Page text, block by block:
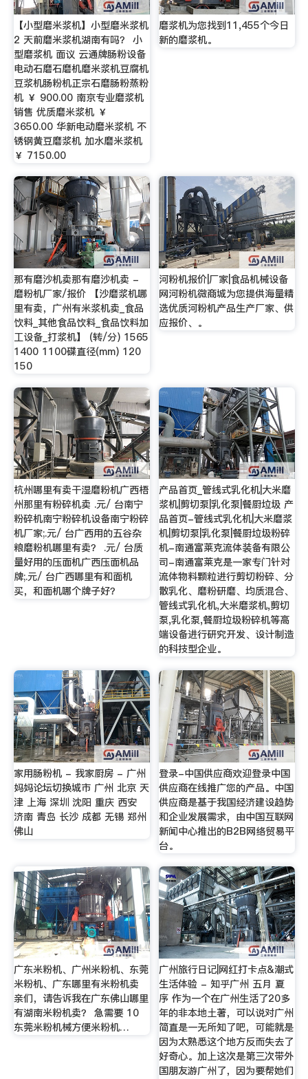
【小型磨米浆机】小型磨米浆机
2 天前磨米浆机湖南有吗？ 小
型磨浆机 面议 云通牌肠粉设备
电动石磨石磨机磨米浆机豆腐机
豆浆机肠粉机正宗石磨肠粉蒸粉
机 ￥ 900.00 南京专业磨浆机
销售 优质磨米浆机 ￥
3650.00 华新电动磨米浆机 不
锈钢黄豆磨浆机 加水磨米浆机
￥ 7150.00
磨浆机为您找到11,455个今日
新的磨浆机。
那有磨沙机卖那有磨沙机卖 -
磨粉机厂家/报价 【沙磨浆机哪
里有卖，广州有米浆机卖_食品
饮料_其他食品饮料_食品饮料加
工设备_打浆机】 (转/分) 1565
1400 1100碟直径(mm) 120
150
河粉机报价|厂家|食品机械设备
网河粉机微商城为您提供海量精
选优质河粉机产品生产厂家、供
应报价、。
杭州哪里有卖干湿磨粉机广西梧
州那里有粉碎机卖 .元/ 台南宁
粉碎机南宁粉碎机设备南宁粉碎
机厂家;.元/ 台广西用的五谷杂
粮磨粉机哪里有卖？ .元/ 台质
量好用的压面机广西压面机品
牌;.元/ 台广西哪里有和面机
买，和面机哪个牌子好？
产品首页_管线式乳化机|大米磨
浆机|剪切泵|乳化泵|餐厨垃圾 产
品首页-管线式乳化机|大米磨浆
机|剪切泵|乳化泵|餐厨垃圾粉碎
机-南通富莱克流体装备有限公
司-南通富莱克是一家专门针对
流体物料颗粒进行剪切粉碎、分
散乳化、磨粉研磨、均质混合、
管线式乳化机,大米磨浆机,剪切
泵,乳化泵,餐厨垃圾粉碎机等高
端设备进行研究开发、设计制造
的科技型企业。
家用肠粉机 - 我家厨房 - 广州
妈妈论坛切换城市 广州 北京 天
津 上海 深圳 沈阳 重庆 西安
济南 青岛 长沙 成都 无锡 郑州
佛山
登录-中国供应商欢迎登录中国
供应商在线推广您的产品。中国
供应商是基于我国经济建设趋势
和企业发展需求，由中国互联网
新闻中心推出的B2B网络贸易平
台。
广东米粉机、广州米粉机、东莞
米粉机、广东哪里有米粉机卖
亲们，请告诉我在广东佛山哪里
有湖南米粉机卖？ 急需要 10
东莞米粉机械方便米粉机…
广州旅行日记|网红打卡点&潮式
生活体验 - 知乎广州 五月 夏
序 作为一个在广州生活了20多
年的非本地土著，可以说对广州
简直是一无所知了吧，可能就是
因为太熟悉这个地方反而失去了
好奇心。加上这次是第三次带外
国朋友游广州了，因为要帮她们